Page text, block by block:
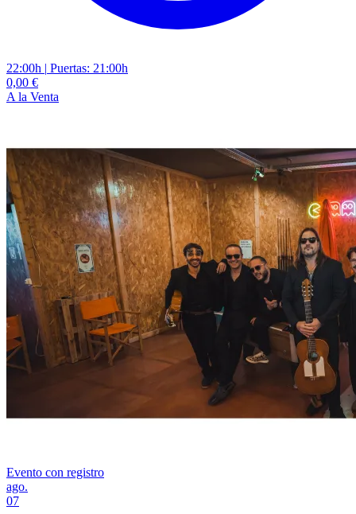
22:00h | Puertas: 21:00h
0,00 €
A la Venta
Evento con registro
ago.
07